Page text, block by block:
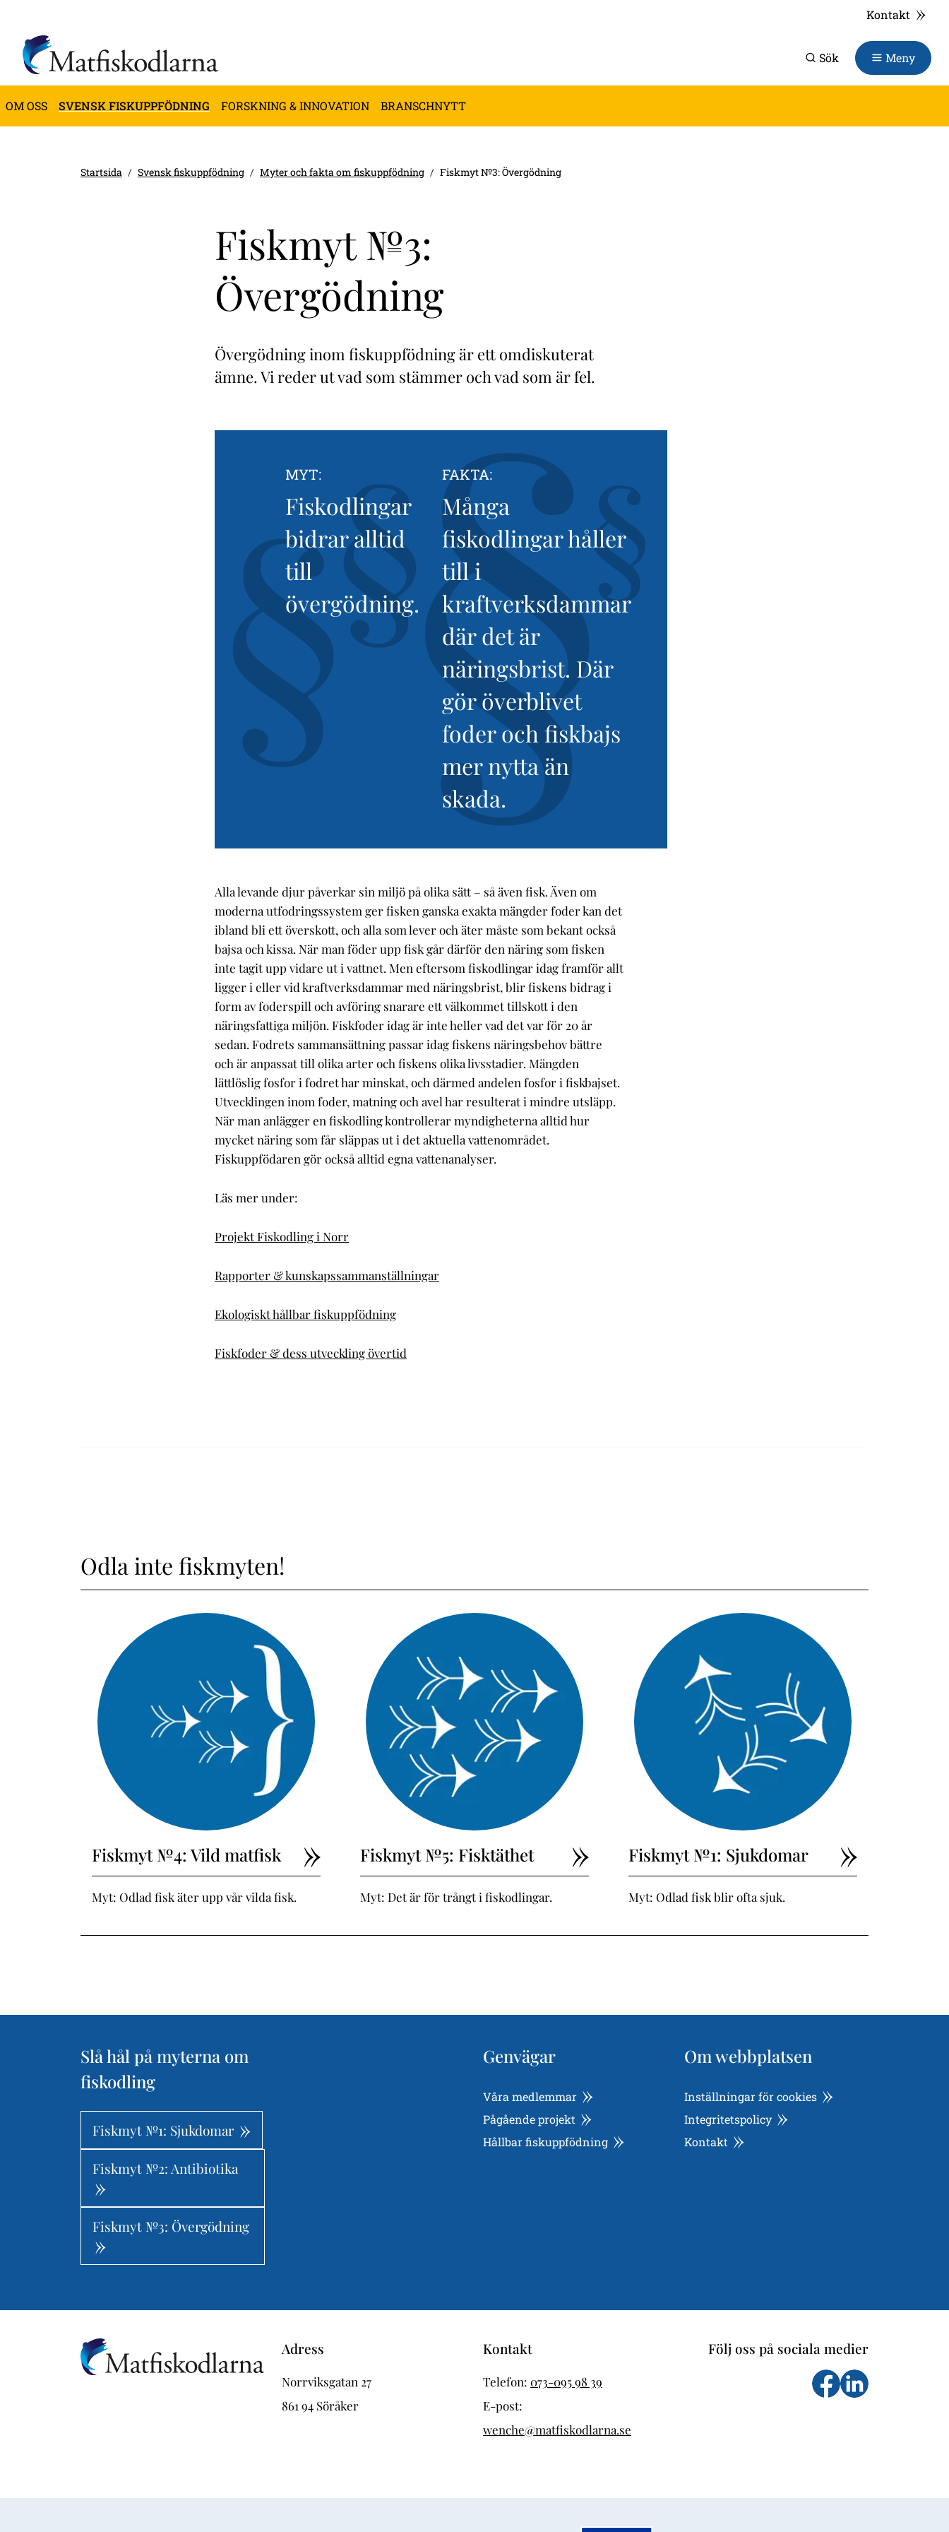
Kontakt
OM OSS SVENSK FISKUPPFÖDNING FORSKNING & INNOVATION BRANSCHNYTT
Sök Meny
Startsida Svensk fiskuppfödning Myter och fakta om fiskuppfödning Fiskmyt №3: Övergödning
Fiskmyt №3:
Övergödning
Övergödning inom fiskuppfödning är ett omdiskuterat
ämne. Vi reder ut vad som stämmer och vad som är fel.
MYT:
Fiskodlingar
bidrar alltid
till
övergödning.
FAKTA:
Många
fiskodlingar håller
till i
kraftverksdammar
där det är
näringsbrist. Där
gör överblivet
foder och fiskbajs
mer nytta än
skada.
Alla levande djur påverkar sin miljö på olika sätt – så även fisk. Även om
moderna utfodringssystem ger fisken ganska exakta mängder foder kan det
ibland bli ett överskott, och alla som lever och äter måste som bekant också
bajsa och kissa. När man föder upp fisk går därför den näring som fisken
inte tagit upp vidare ut i vattnet. Men eftersom fiskodlingar idag framför allt
ligger i eller vid kraftverksdammar med näringsbrist, blir fiskens bidrag i
form av foderspill och avföring snarare ett välkommet tillskott i den
näringsfattiga miljön. Fiskfoder idag är inte heller vad det var för 20 år
sedan. Fodrets sammansättning passar idag fiskens näringsbehov bättre
och är anpassat till olika arter och fiskens olika livsstadier. Mängden
lättlöslig fosfor i fodret har minskat, och därmed andelen fosfor i fiskbajset.
Utvecklingen inom foder, matning och avel har resulterat i mindre utsläpp.
När man anlägger en fiskodling kontrollerar myndigheterna alltid hur
mycket näring som får släppas ut i det aktuella vattenområdet.
Fiskuppfödaren gör också alltid egna vattenanalyser.
Läs mer under:
Projekt Fiskodling i Norr
Rapporter & kunskapssammanställningar
Ekologiskt hållbar fiskuppfödning
Fiskfoder & dess utveckling övertid
Odla inte fiskmyten!
Fiskmyt №4: Vild matfisk
Myt: Odlad fisk äter upp vår vilda fisk.
Fiskmyt №5: Fisktäthet
Myt: Det är för trångt i fiskodlingar.
Fiskmyt №1: Sjukdomar
Myt: Odlad fisk blir ofta sjuk.
Slå hål på myterna om
fiskodling
Fiskmyt №1: Sjukdomar
Fiskmyt №2: Antibiotika
Fiskmyt №3: Övergödning
Genvägar
Våra medlemmar
Pågående projekt
Hållbar fiskuppfödning
Om webbplatsen
Inställningar för cookies
Integritetspolicy
Kontakt
Adress
Norrviksgatan 27
861 94 Söråker
Kontakt
Telefon: 073-095 98 39
E-post:
wenche@matfiskodlarna.se
Följ oss på sociala medier
Följ oss på facebook
Följs oss på